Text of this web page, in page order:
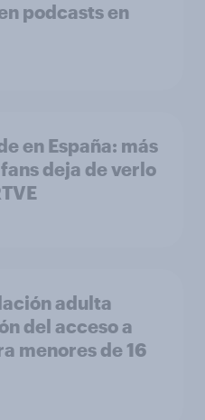
podcasts en
en España: más
deja de verlo
adulta
del acceso a
menores de 16